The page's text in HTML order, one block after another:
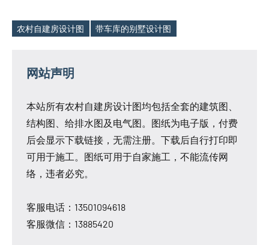
Tags
农村自建房设计图 带车库的别墅设计图
网站声明
本站所有农村自建房设计图均包括全套的建筑图、
结构图、给排水图及电气图。图纸为电子版，付费
后会显示下载链接，无需注册。下载后自行打印即
可用于施工。图纸可用于自家施工，不能流传网
络，违者必究。
客服电话：13501094618
客服微信：13885420